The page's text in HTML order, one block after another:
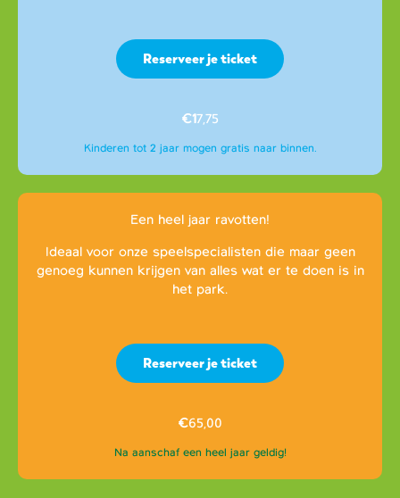
Reserveer je ticket
€17,75
Kinderen tot 2 jaar mogen gratis naar binnen.
Een heel jaar ravotten!
Ideaal voor onze speelspecialisten die maar geen
genoeg kunnen krijgen van alles wat er te doen is in
het park.
Reserveer je ticket
€65,00
Na aanschaf een heel jaar geldig!